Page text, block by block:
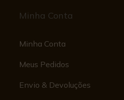
Minha Conta
Minha Conta
Meus Pedidos
Envio & Devoluções